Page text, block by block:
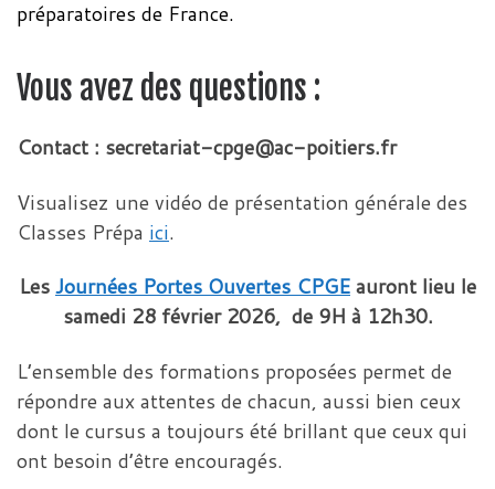
préparatoires de France.
Vous avez des questions :
Contact : secretariat-cpge@ac-poitiers.fr
Visualisez une vidéo de présentation générale des
Classes Prépa ici.
LesJournées Portes Ouvertes CPGEauront lieu le
samedi 28 février 2026, de 9H à 12h30.
L’ensemble des formations proposées permet de
répondre aux attentes de chacun, aussi bien ceux
dont le cursus a toujours été brillant que ceux qui
ont besoin d’être encouragés.